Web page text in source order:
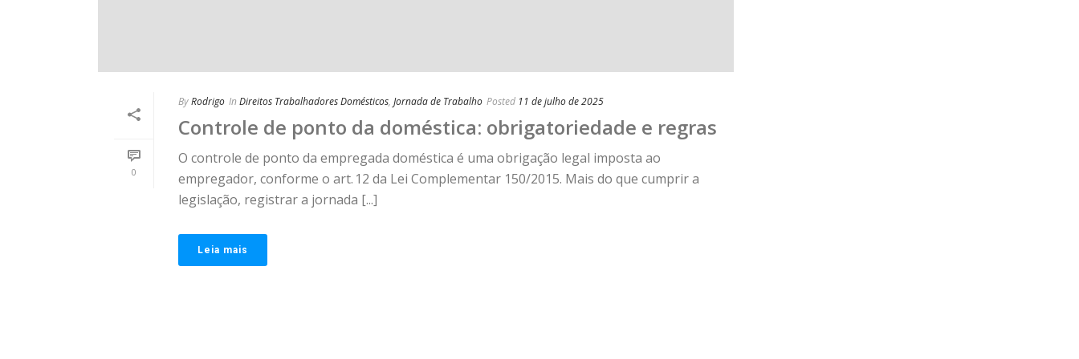
0
ByRodrigo In Direitos Trabalhadores Domésticos, Jornada de Trabalho Posted 11 de julho de 2025
Controle de ponto da doméstica: obrigatoriedade e regras
O controle de ponto da empregada doméstica é uma obrigação legal imposta ao
empregador, conforme o art. 12 da Lei Complementar 150/2015. Mais do que cumprir a
legislação, registrar a jornada [...]
Leia mais